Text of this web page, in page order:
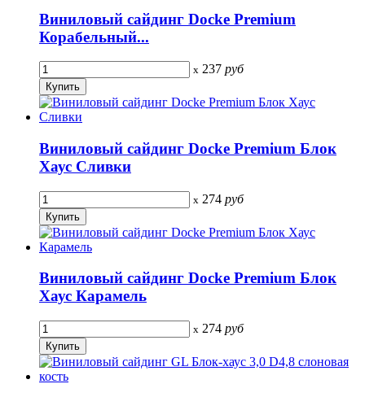
Виниловый сайдинг Docke Premium
Корабельный...
x 237 руб
Виниловый сайдинг Docke Premium Блок
Хаус Сливки
x 274 руб
Виниловый сайдинг Docke Premium Блок
Хаус Карамель
x 274 руб